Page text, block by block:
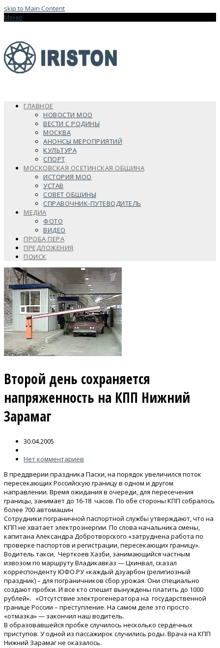
skip to Main Content
Меню
ГЛАВНОЕ
НОВОСТИ МОО
ВЕСТИ С РОДИНЫ
МОСКВА
АНОНСЫ МЕРОПРИЯТИЙ
КУЛЬТУРА
СПОРТ
МОСКОВСКАЯ ОСЕТИНСКАЯ ОБЩИНА
ИСТОРИЯ МОО
УСТАВ
СОВЕТ ОБЩИНЫ
СПРАВОЧНИК-ПУТЕВОДИТЕЛЬ
МЕДИА
ФОТО
ВИДЕО
ПРОБА ПЕРА
ПРЕДЛОЖЕНИЯ
ПОИСК
Второй день сохраняется
напряженность на КПП Нижний
Зарамаг
30.04.2005
Нет комментариев
В преддверии праздника Пасхи, на порядок увеличился поток
пересекающих Российскую границу в одном и другом
направлении. Время ожидания в очереди, для пересечения
границы, занимает до 16-18 часов. По обе стороны КПП собралось
более 700 автомашин
Сотрудники пограничной паспортной службы утверждают, что на
КПП не хватает электроэнергии. По слова начальника смены,
капитана Александра Добротворского «затруднена работа по
проверке паспортов и регистрации, пересекающих границу».
Водитель такси, Черткоев Хазби, занимающийся частным
извозом по маршруту Владикавказ — Цхинвал, сказал
корреспонденту ЮФО.РУ «каждый дзуарбон (религиозный
праздник) – для пограничников сбор урожая. Они специально
создают пробки. И все кто спешит вынуждены платить до 1000
рублей». «Отсутствие электрогенератора на государственной
границе России – преступление. На самом деле это просто
«отмазка» — закончил наш водитель.
В образовавшейся пробке случилось несколько сердечных
приступов. У одной из пассажирок случились роды. Врача на КПП
Нижний Зарамаг не оказалось.